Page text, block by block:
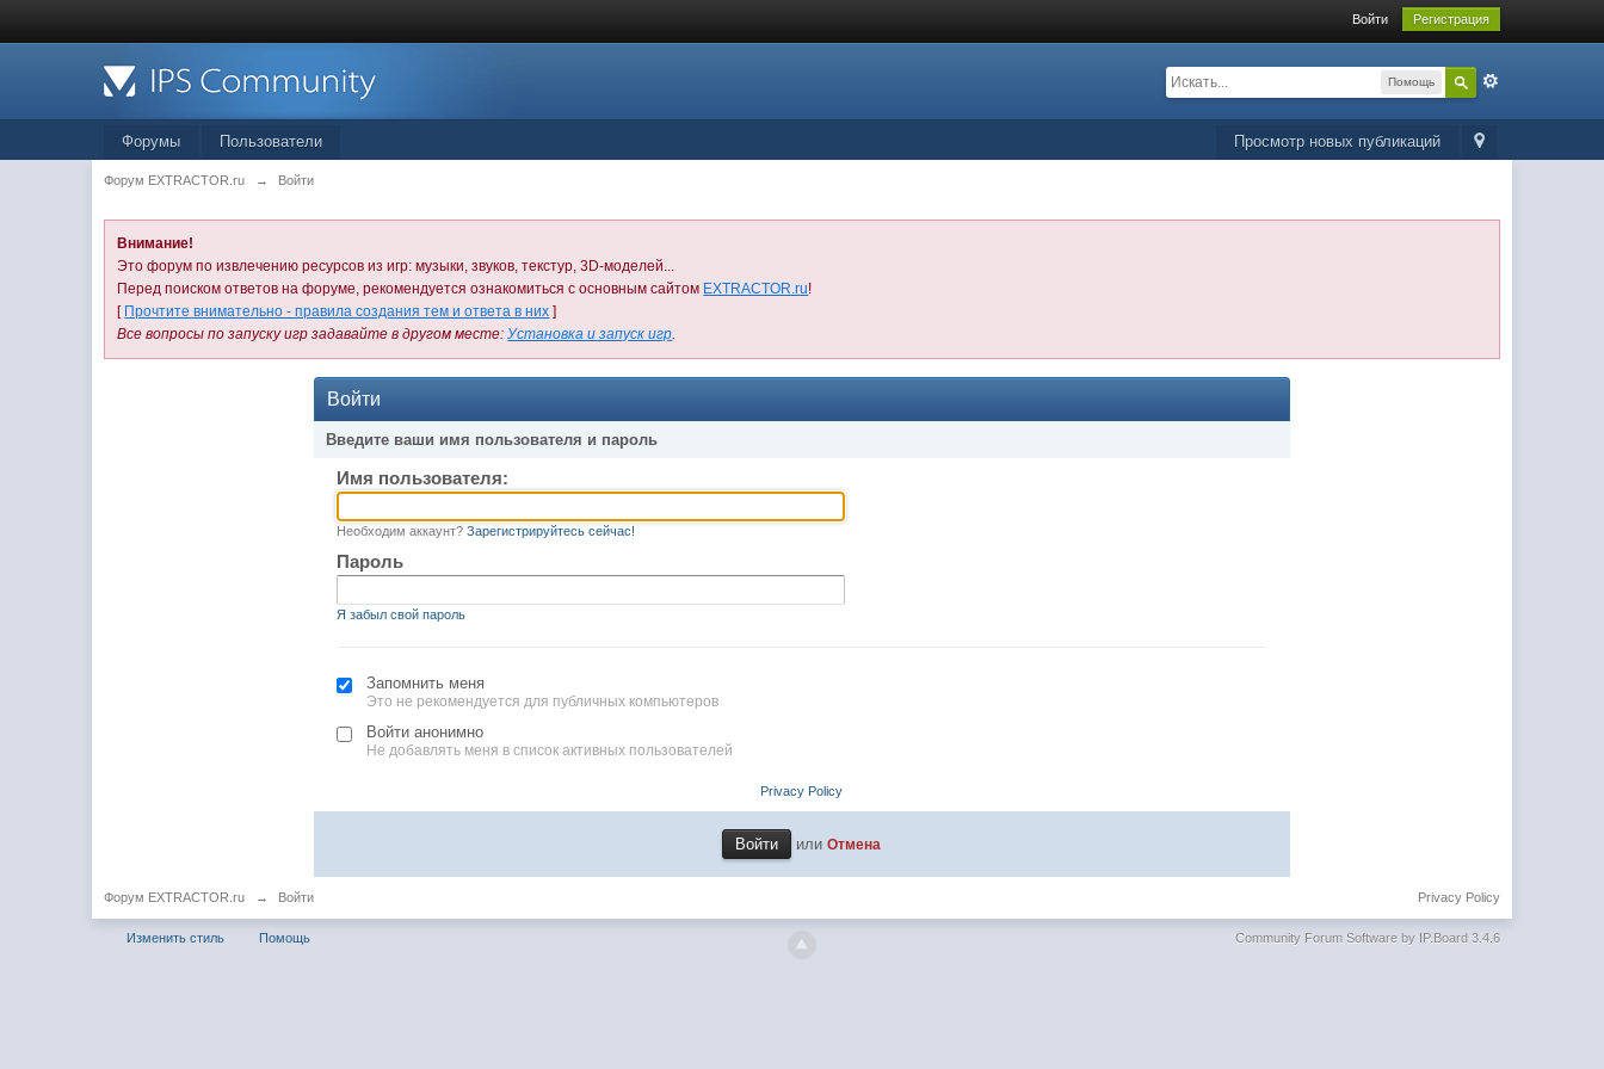
Войти Регистрация
Помощь
Просмотр новых публикаций
Форумы Пользователи
Форум EXTRACTOR.ru → Войти
Внимание!
Это форум по извлечению ресурсов из игр: музыки, звуков, текстур, 3D-моделей...
Перед поиском ответов на форуме, рекомендуется ознакомиться с основным сайтом EXTRACTOR.ru!
[ Прочтите внимательно - правила создания тем и ответа в них ]
Все вопросы по запуску игр задавайте в другом месте:Установка и запуск игр.
Войти
Введите ваши имя пользователя и пароль
Имя пользователя:
Необходим аккаунт? Зарегистрируйтесь сейчас!
Пароль
Я забыл свой пароль
Запомнить меня
Это не рекомендуется для публичных компьютеров
Войти анонимно
Не добавлять меня в список активных пользователей
Privacy Policy
илиОтмена
Форум EXTRACTOR.ru → Войти Privacy Policy
Изменить стиль Помощь Community Forum Software by IP.Board 3.4.6